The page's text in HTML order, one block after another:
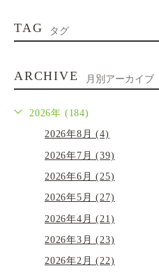
TAG タグ
ARCHIVE 月別アーカイブ
2026年 (184)
2026年8月 (4)
2026年7月 (39)
2026年6月 (25)
2026年5月 (27)
2026年4月 (21)
2026年3月 (23)
2026年2月 (22)